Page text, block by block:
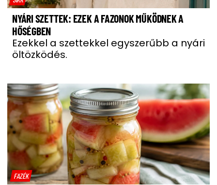
NYÁRI SZETTEK: EZEK A FAZONOK MŰKÖDNEK A
HŐSÉGBEN
Ezekkel a szettekkel egyszerűbb a nyári
öltözködés.
FAZÉK